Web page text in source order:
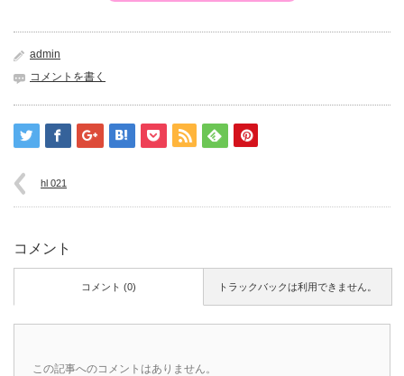
admin
コメントを書く
hl 021
コメント
トラックバックは利用できません。
コメント (0)
この記事へのコメントはありません。